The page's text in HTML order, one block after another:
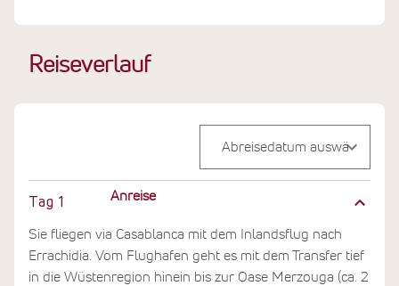
Reiseverlauf
Tag 1 Anreise
Sie fliegen via Casablanca mit dem Inlandsflug nach
Errachidia. Vom Flughafen geht es mit dem Transfer tief
in die Wüstenregion hinein bis zur Oase Merzouga (ca. 2